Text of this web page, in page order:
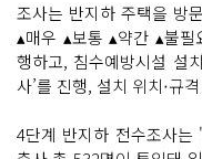
조사는 반지하 주택을 방
▴매우 ▴보통 ▴약간 ▴불필
행하고, 침수예방시설 설
사’를 진행, 설치 위치‧규
4단계 반지하 전수조사